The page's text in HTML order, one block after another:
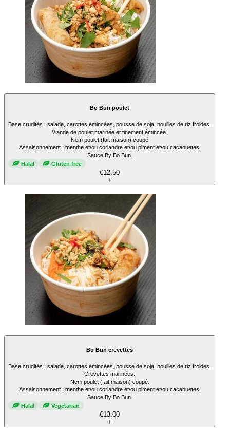
Bo Bun poulet
Base crudités : salade, carottes émincées, pousse de soja, nouilles de riz froides.
Viande de poulet marinée et finement émincée.
Nem poulet (fait maison) coupé
Assaisonnement : menthe et/ou coriandre et/ou piment et/ou cacahuètes.
Sauce By Bo Bun.
Halal
Gluten free
€12.50
+
Bo Bun crevettes
Base crudités : salade, carottes émincées, pousse de soja, nouilles de riz froides.
Crevettes marinées.
Nem poulet (fait maison) coupé.
Assaisonnement : menthe et/ou coriandre et/ou piment et/ou cacahuètes.
Sauce By Bo Bun.
Halal
Vegetarian
€13.00
+